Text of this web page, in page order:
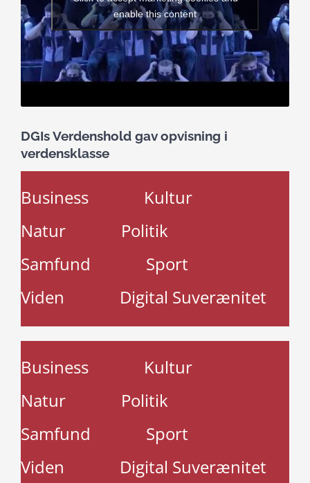
enable this content
DGIs Verdenshold gav opvisning i
verdensklasse
Business
Kultur
Natur
Politik
Samfund
Sport
Viden
Digital Suverænitet
Business
Kultur
Natur
Politik
Samfund
Sport
Viden
Digital Suverænitet